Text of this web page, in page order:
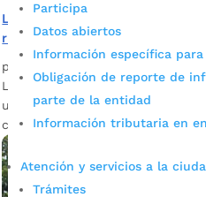
Participa
Datos abiertos
Información específica
Obligación de reporte de
parte de la entidad
Información tributaria en
Atención y servicios a la
Trámites
Luz para el campo: así será el
rural en Bucaramanga
por
La Secretaría de Infraestructura
un censo en el sector rural para
carencia del servicio de luz.